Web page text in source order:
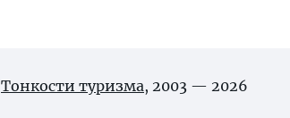
Тонкости туризма, 2003 — 2026